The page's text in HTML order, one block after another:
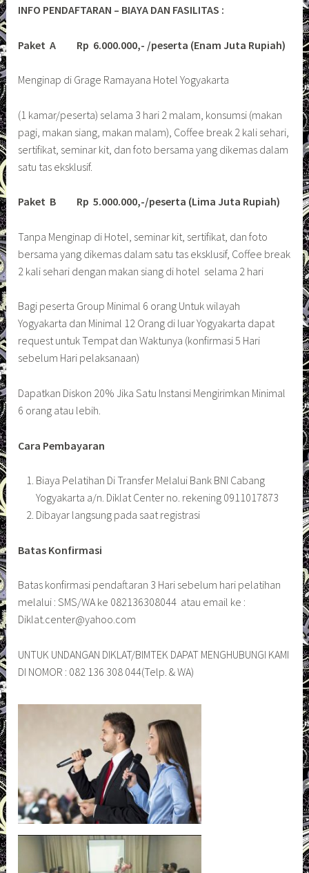
INFO PENDAFTARAN – BIAYA DAN FASILITAS :
Paket A Rp 6.000.000,- /peserta (Enam Juta Rupiah)
Menginap di Grage Ramayana Hotel Yogyakarta
(1 kamar/peserta) selama 3 hari 2 malam, konsumsi (makan
pagi, makan siang, makan malam), Coffee break 2 kali sehari,
sertifikat, seminar kit, dan foto bersama yang dikemas dalam
satu tas eksklusif.
Paket B Rp 5.000.000,-/peserta (Lima Juta Rupiah)
Tanpa Menginap di Hotel, seminar kit, sertifikat, dan foto
bersama yang dikemas dalam satu tas eksklusif, Coffee break
2 kali sehari dengan makan siang di hotel selama 2 hari
Bagi peserta Group Minimal 6 orang Untuk wilayah
Yogyakarta dan Minimal 12 Orang di luar Yogyakarta dapat
request untuk Tempat dan Waktunya (konfirmasi 5 Hari
sebelum Hari pelaksanaan)
Dapatkan Diskon 20% Jika Satu Instansi Mengirimkan Minimal
6 orang atau lebih.
Cara Pembayaran
Biaya Pelatihan Di Transfer Melalui Bank BNI Cabang
Yogyakarta a/n. Diklat Center no. rekening 0911017873
Dibayar langsung pada saat registrasi
Batas Konfirmasi
Batas konfirmasi pendaftaran 3 Hari sebelum hari pelatihan
melalui : SMS/WA ke 082136308044 atau email ke :
Diklat.center@yahoo.com
UNTUK UNDANGAN DIKLAT/BIMTEK DAPAT MENGHUBUNGI KAMI
DI NOMOR : 082 136 308 044(Telp. & WA)